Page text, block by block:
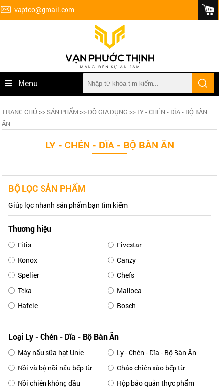
vaptco@gmail.com
Menu
TRANG CHỦ >>SẢN PHẨM >>ĐỒ GIA DỤNG >> LY - CHÉN - DĨA - BỘ BÀN
ĂN
LY - CHÉN - DĨA - BỘ BÀN ĂN
BỘ LỌC SẢN PHẨM
Giúp lọc nhanh sản phẩm bạn tìm kiếm
Thương hiệu
Fitis
Fivestar
Konox
Canzy
Spelier
Chefs
Teka
Malloca
Hafele
Bosch
Loại Ly - Chén - Dĩa - Bộ Bàn Ăn
Máy nấu sữa hạt Unie
Ly - Chén - Dĩa - Bộ Bàn Ăn
Nồi và bộ nồi nấu bếp từ
Chảo chiên xào bếp từ
Nồi chiên không dầu
Hộp bảo quản thực phẩm